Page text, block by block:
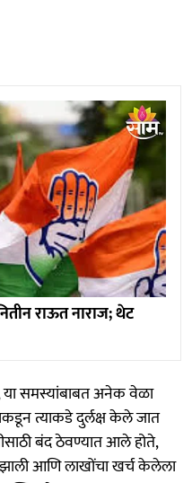
राऊत नाराज; थेट
या समस्यांबाबत अनेक वेळा
त्याकडे दुर्लक्ष केले जात
बंद ठेवण्यात आले होते,
आणि लाखोंचा खर्च केलेला